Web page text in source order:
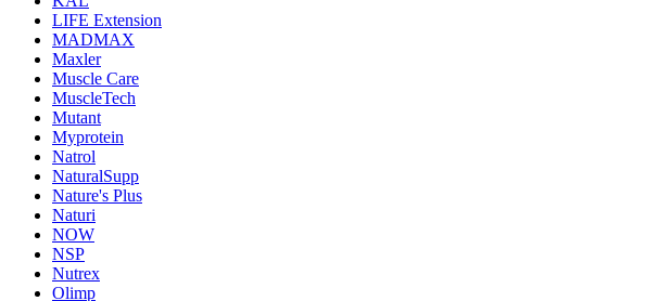
LIFE Extension
MADMAX
Maxler
Muscle Care
MuscleTech
Mutant
Myprotein
Natrol
NaturalSupp
Nature's Plus
Naturi
NOW
NSP
Nutrex
Olimp